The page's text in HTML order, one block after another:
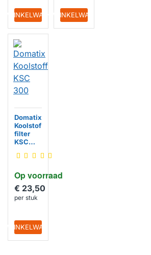
WINKELWAGENIN WINKELWAGEN
Op voorraad
Domatix
Koolstof
filter
KSC
€ 23,50
per stuk
WINKELWAGEN